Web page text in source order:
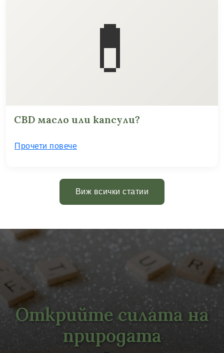
💊
CBD масло или капсули?
Прочети повече
Виж всички статии
Открийте силата на
природата